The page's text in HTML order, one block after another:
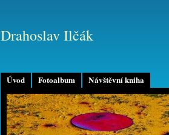
Úvod Fotoalbum Návštěvní kniha
Drahoslav Ilčák